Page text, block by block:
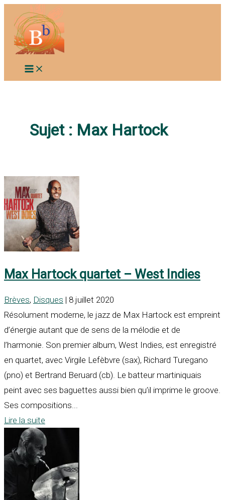
contenu
Sujet : Max Hartock
Max Hartock quartet – West Indies
Brèves, Disques | 8 juillet 2020
Résolument moderne, le jazz de Max Hartock est empreint
d’énergie autant que de sens de la mélodie et de
l’harmonie. Son premier album, West Indies, est enregistré
en quartet, avec Virgile Lefèbvre (sax), Richard Turegano
(pno) et Bertrand Beruard (cb). Le batteur martiniquais
peint avec ses baguettes aussi bien qu’il imprime le groove.
Ses compositions...
Lire la suite